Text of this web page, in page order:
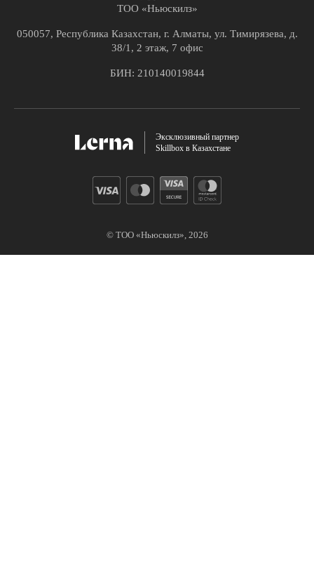
ТОО «Ньюскилз»
050057, Республика Казахстан, г. Алматы, ул. Тимирязева, д.
38/1, 2 этаж, 7 офис
БИН: 210140019844
Эксклюзивный партнер
Skillbox в Казахстане
© ТОО «Ньюскилз», 2026